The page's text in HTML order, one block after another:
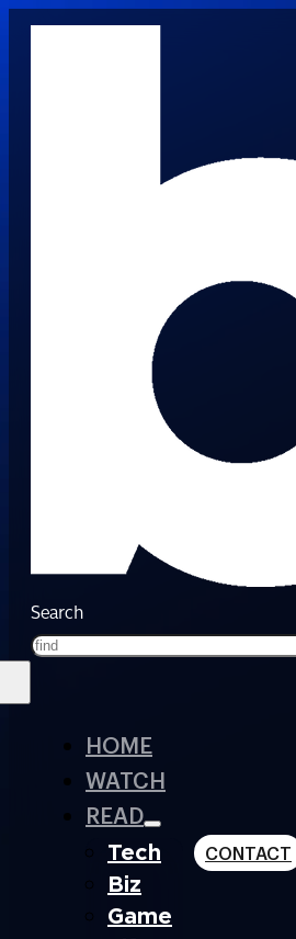
Search
HOME
WATCH
READ
Tech
Biz
Game
CONTACT